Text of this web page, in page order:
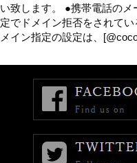
い致します。 ●携帯電話の
定でドメイン拒否をされて
メイン指定の設定は、